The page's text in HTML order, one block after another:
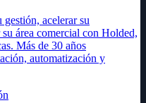
acelerar su
área comercial con Holded,
Más de 30 años
automatización y